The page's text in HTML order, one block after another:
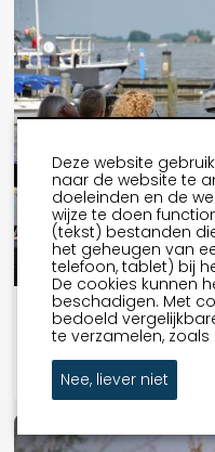
Elfmerentocht
Deze website
naar de website te
doeleinden en de
wijze te doen
(tekst) bestanden
het geheugen van
telefoon, tablet) bij
De cookies kunnen
beschadigen. Met
bedoeld
te verzamelen,
Nee, liever niet